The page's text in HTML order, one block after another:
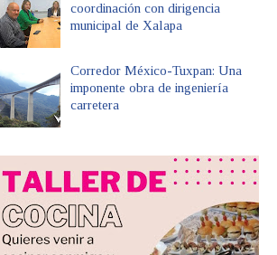
coordinación con dirigencia
municipal de Xalapa
Corredor México-Tuxpan: Una
imponente obra de ingeniería
carretera